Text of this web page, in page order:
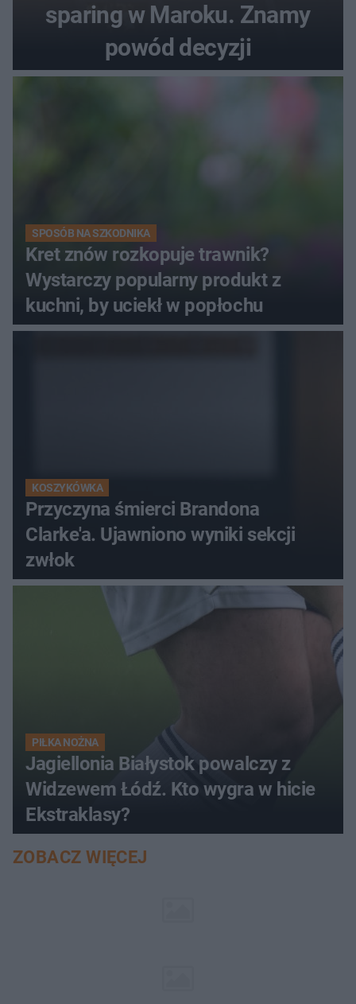
sparing w Maroku. Znamy
powód decyzji
SPOSÓB NA SZKODNIKA
Kret znów rozkopuje trawnik?
Wystarczy popularny produkt z
kuchni, by uciekł w popłochu
KOSZYKÓWKA
Przyczyna śmierci Brandona
Clarke'a. Ujawniono wyniki sekcji
zwłok
PIŁKA NOŻNA
Jagiellonia Białystok powalczy z
Widzewem Łódź. Kto wygra w hicie
Ekstraklasy?
ZOBACZ WIĘCEJ